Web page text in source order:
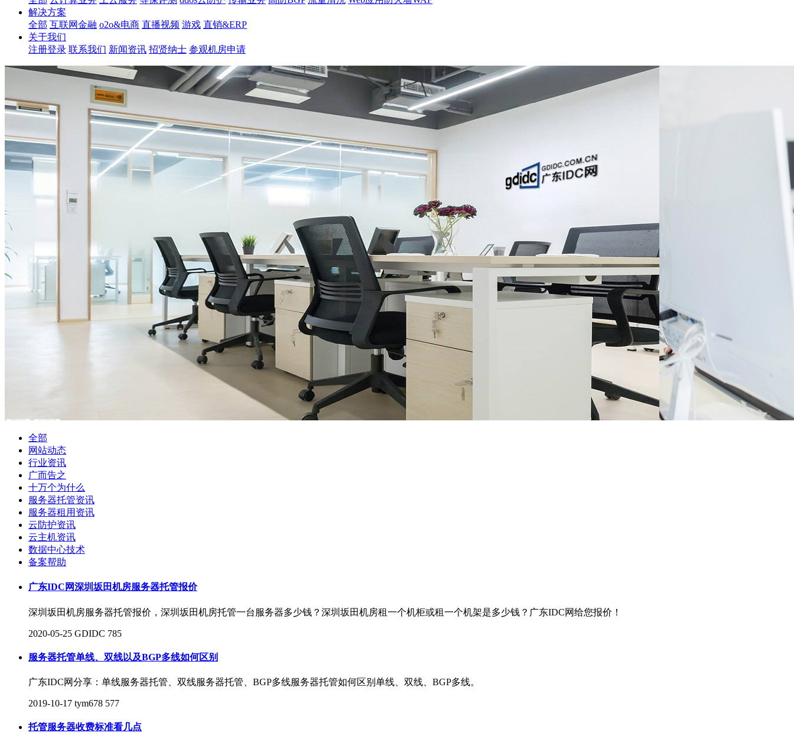
解决方案
全部 互联网金融 o2o&电商 直播视频 游戏 直销&ERP
关于我们
注册登录 联系我们 新闻资讯 招贤纳士 参观机房申请
全部
网站动态
行业资讯
广而告之
十万个为什么
服务器托管资讯
服务器租用资讯
云防护资讯
云主机资讯
数据中心技术
备案帮助
广东IDC网深圳坂田机房服务器托管报价
深圳坂田机房服务器托管报价，深圳坂田机房托管一台服务器多少钱？深圳坂田机房租一个机柜或租一个机架是多少钱？广东IDC网给您报价！
2020-05-25 GDIDC 785
服务器托管单线、双线以及BGP多线如何区别
广东IDC网分享：单线服务器托管、双线服务器托管、BGP多线服务器托管如何区别单线、双线、BGP多线。
2019-10-17 tym678 577
托管服务器收费标准看几点